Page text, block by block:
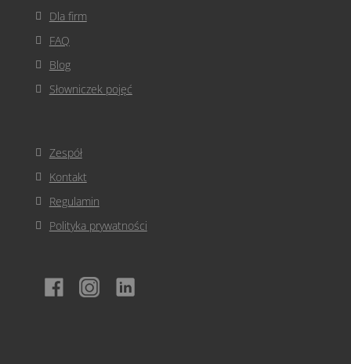
Dla firm
FAQ
Blog
Słowniczek pojęć
Zespół
Kontakt
Regulamin
Polityka prywatności